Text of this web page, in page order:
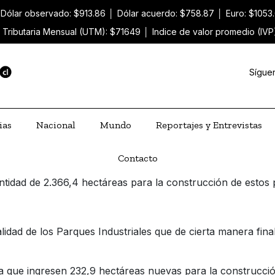
Dólar observado: $913.86 Dólar acuerdo: $758.87
Euro:
Mensual (UTM): $71649
Indice de valor promedio
Nacional Mundo Reportajes y Entrevistas
Contacto
de 2.366,4 hectáreas para la construcción de estos
de los Parques Industriales que de cierta manera
ingresen 232,9 hectáreas nuevas para la